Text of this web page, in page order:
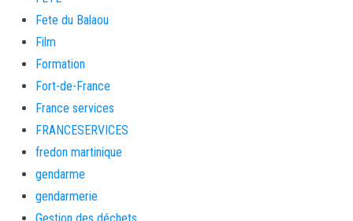
Fete du Balaou
Film
Formation
Fort-de-France
France services
FRANCESERVICES
fredon martinique
gendarme
gendarmerie